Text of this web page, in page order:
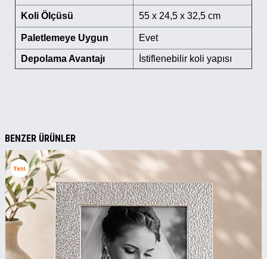
Koli Ölçüsü 55 x 24,5 x 32,5 cm
Paletlemeye Uygun Evet
Depolama Avantajı İstiflenebilir koli yapısı
BENZER ÜRÜNLER
Yeni